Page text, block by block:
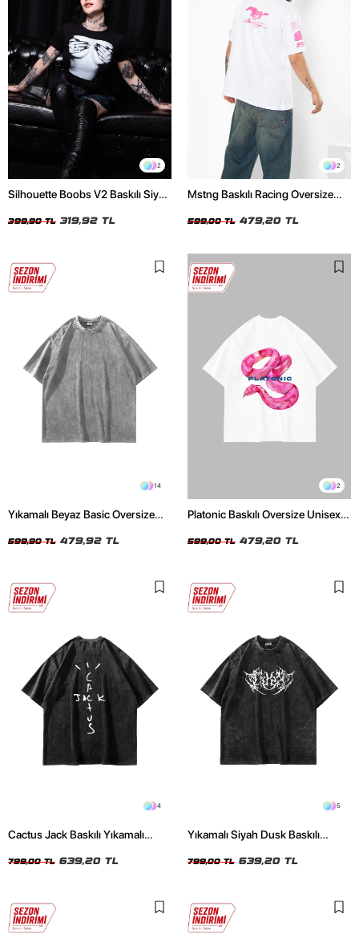
2
Silhouette Boobs V2 Baskılı Siyah
399,90 TL 319,92 TL
2
Mstng Baskılı Racing Oversize
599,00 TL 479,20 TL
14
Yıkamalı Beyaz Basic Oversize
599,90 TL 479,92 TL
2
Platonic Baskılı Oversize Unisex
599,00 TL 479,20 TL
4
Cactus Jack Baskılı Yıkamalı
799,00 TL 639,20 TL
5
Yıkamalı Siyah Dusk Baskılı
799,00 TL 639,20 TL